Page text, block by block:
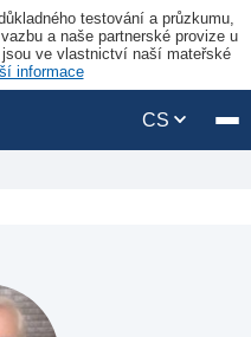
testování a průzkumu,
a naše partnerské provize u
ve vlastnictví naší mateřské
informace
CS